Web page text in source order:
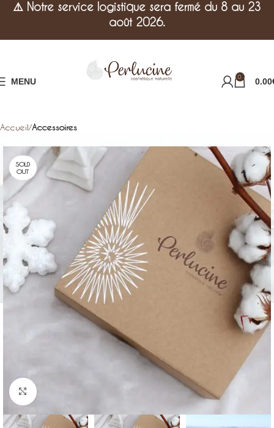
MENU 0 0.00
Accueil Accessoires
SOLD
OUT
Click to enlarge
⚠️ Notre service logistique sera fermé du 8 au 23
août 2026.